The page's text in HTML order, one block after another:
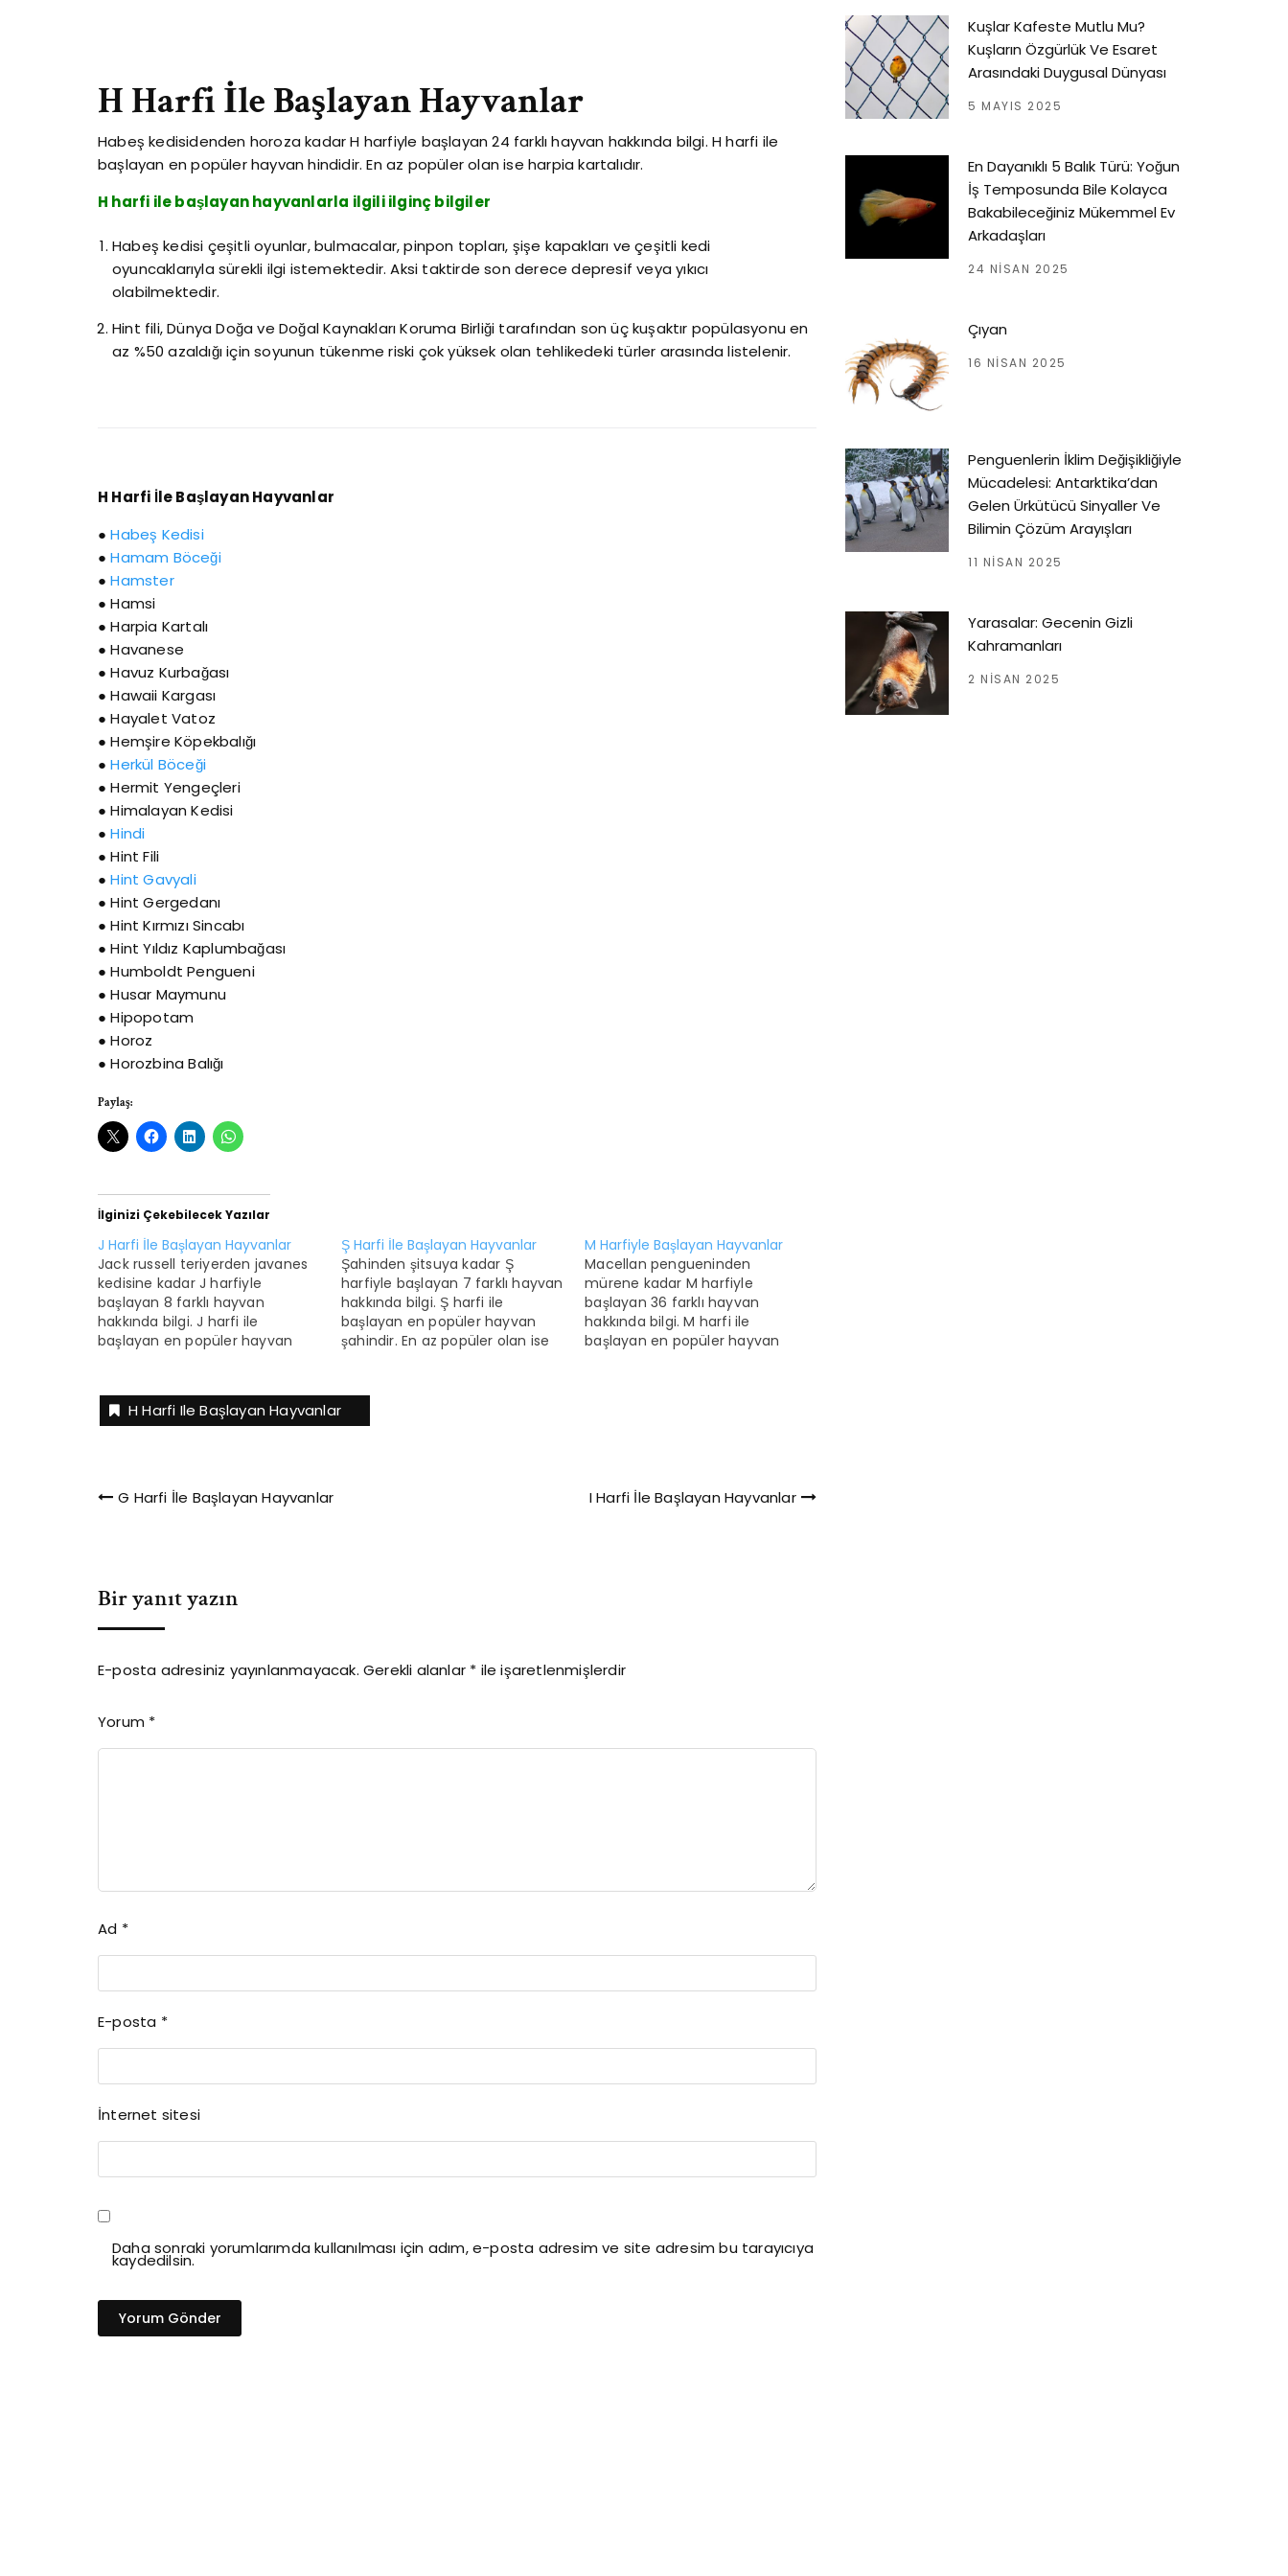
H Harfi İle Başlayan Hayvanlar
Habeş kedisidenden horoza kadar H harfiyle başlayan 24 farklı hayvan hakkında bilgi. H harfi ile
başlayan en popüler hayvan hindidir. En az popüler olan ise harpia kartalıdır.
H harfi ile başlayan hayvanlarla ilgili ilginç bilgiler
Habeş kedisi çeşitli oyunlar, bulmacalar, pinpon topları, şişe kapakları ve çeşitli kedi
oyuncaklarıyla sürekli ilgi istemektedir. Aksi taktirde son derece depresif veya yıkıcı
olabilmektedir.
Hint fili, Dünya Doğa ve Doğal Kaynakları Koruma Birliği tarafından son üç kuşaktır popülasyonu en
az %50 azaldığı için soyunun tükenme riski çok yüksek olan tehlikedeki türler arasında listelenir.
H Harfi İle Başlayan Hayvanlar
●Habeş Kedisi
●Hamam Böceği
●Hamster
● Hamsi
● Harpia Kartalı
● Havanese
● Havuz Kurbağası
● Hawaii Kargası
● Hayalet Vatoz
● Hemşire Köpekbalığı
●Herkül Böceği
● Hermit Yengeçleri
● Himalayan Kedisi
●Hindi
● Hint Fili
●Hint Gavyali
● Hint Gergedanı
● Hint Kırmızı Sincabı
● Hint Yıldız Kaplumbağası
● Humboldt Pengueni
● Husar Maymunu
● Hipopotam
● Horoz
● Horozbina Balığı
Paylaş:
İlginizi Çekebilecek Yazılar
J Harfi İle Başlayan Hayvanlar
Jack russell teriyerden javanes
kedisine kadar J harfiyle
başlayan 8 farklı hayvan
hakkında bilgi. J harfi ile
başlayan en popüler hayvan
başlayan hayvanlarla ilgili ilginç
bilgiler Kaplan ve aslandan sonra
Ş Harfi İle Başlayan Hayvanlar
Şahinden şitsuya kadar Ş
harfiyle başlayan 7 farklı hayvan
hakkında bilgi. Ş harfi ile
başlayan en popüler hayvan
şahindir. En az popüler olan ise
bilgiler Şahinler ortalama 100 yıla
M Harfiyle Başlayan Hayvanlar
Macellan pengueninden
mürene kadar M harfiyle
başlayan 36 farklı hayvan
hakkında bilgi. M harfi ile
başlayan en popüler hayvan
H Harfi Ile Başlayan Hayvanlar
Yazı
G Harfi İle Başlayan Hayvanlar I Harfi İle Başlayan Hayvanlar
Bir yanıt yazın
E-posta adresiniz yayınlanmayacak. Gerekli alanlar * ile işaretlenmişlerdir
Yorum *
Ad *
E-posta *
İnternet sitesi
Daha sonraki yorumlarımda kullanılması için adım, e-posta adresim ve site adresim bu tarayıcıya
kaydedilsin.
Kuşlar Kafeste Mutlu Mu?
Kuşların Özgürlük Ve Esaret
Arasındaki Duygusal Dünyası
5 MAYIS 2025
En Dayanıklı 5 Balık Türü: Yoğun
İş Temposunda Bile Kolayca
Bakabileceğiniz Mükemmel Ev
Arkadaşları
24 NISAN 2025
Çıyan
16 NISAN 2025
Penguenlerin İklim Değişikliğiyle
Mücadelesi: Antarktika’dan
Gelen Ürkütücü Sinyaller Ve
Bilimin Çözüm Arayışları
11 NISAN 2025
Yarasalar: Gecenin Gizli
Kahramanları
2 NISAN 2025